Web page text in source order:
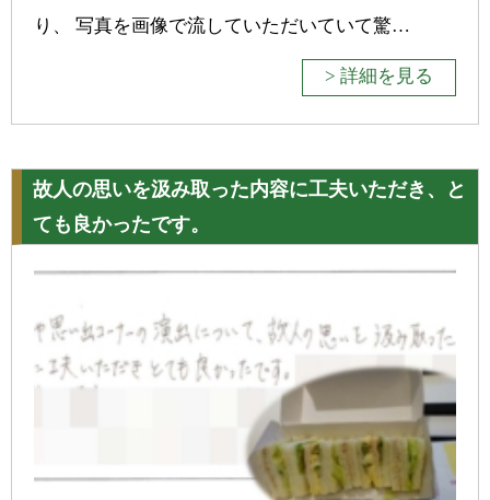
り、 写真を画像で流していただいていて驚…
> 詳細を見る
故人の思いを汲み取った内容に工夫いただき、と
ても良かったです。